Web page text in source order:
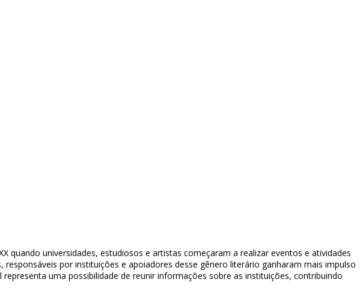
quando universidades, estudiosos e artistas começaram a realizar eventos e atividades
por instituições e apoiadores desse gênero literário ganharam mais impulso
uma possibilidade de reunir informações sobre as instituições, contribuindo